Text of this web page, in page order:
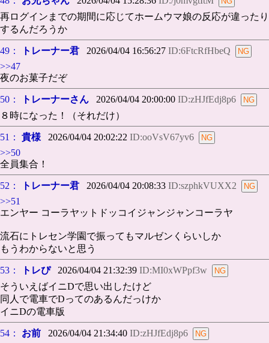
再ログインまでの期間に応じてホームウマ娘の反応が違ったり
するんだろうか
49： トレーナー君 2026/04/04 16:56:27 ID:6FtcRfHbeQ
>>47
夜のお菓子だぞ
50： トレーナーさん 2026/04/04 20:00:00 ID:zHJfEdj8p6
８時になった！（それだけ）
51： 貴様 2026/04/04 20:02:22 ID:ooVsV67yv6
>>50
全員集合！
52： トレーナー君 2026/04/04 20:08:33 ID:szphkVUXX2
>>51
エンヤー コーラヤットドッコイジャンジャンコーラヤ
流石にトレセン学園で振ってもマルゼンくらいしか
もうわからないと思う
53： トレぴ2026/04/04 21:32:39 ID:MI0xWPpf3w
そういえばイニDで思い出したけど
同人で電車でDってのあるんだっけか
イニDの電車版
54： お前 2026/04/04 21:34:40 ID:zHJfEdj8p6